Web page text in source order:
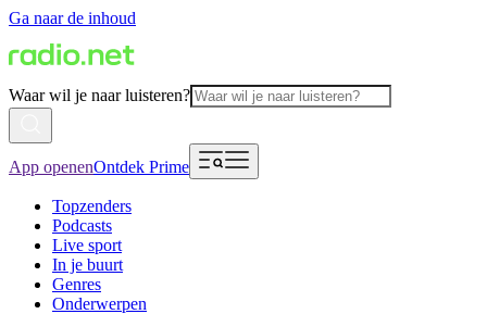
Ga naar de inhoud
Waar wil je naar luisteren?
App openenOntdek Prime
Topzenders
Podcasts
Live sport
In je buurt
Genres
Onderwerpen